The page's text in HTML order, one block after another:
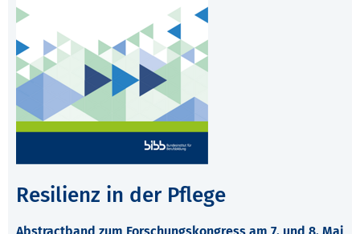
Resilienz in der Pflege